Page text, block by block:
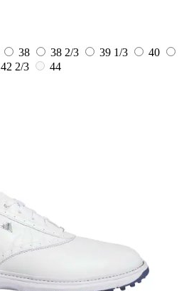
38 38 2/3 39 1/3
40
42 2/3
44